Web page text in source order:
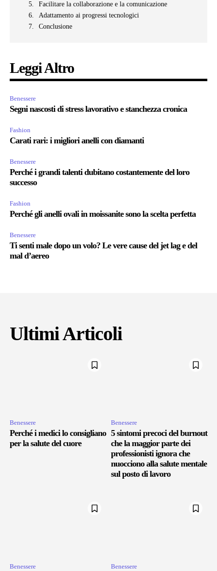
Facilitare la collaborazione e la comunicazione
Adattamento ai progressi tecnologici
Conclusione
Leggi Altro
Benessere
Segni nascosti di stress lavorativo e stanchezza cronica
Fashion
Carati rari: i migliori anelli con diamanti
Benessere
Perché i grandi talenti dubitano costantemente del loro
successo
Fashion
Perché gli anelli ovali in moissanite sono la scelta perfetta
Benessere
Ti senti male dopo un volo? Le vere cause del jet lag e del
mal d’aereo
Ultimi Articoli
Benessere
Perché i medici lo consigliano
per la salute del cuore
Benessere
5 sintomi precoci del burnout
che la maggior parte dei
professionisti ignora che
nuocciono alla salute mentale
sul posto di lavoro
Benessere Benessere